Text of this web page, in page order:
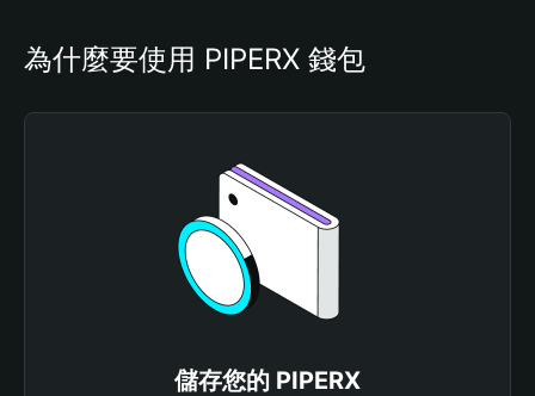
為什麼要使用 PIPERX 錢包
儲存您的 PIPERX